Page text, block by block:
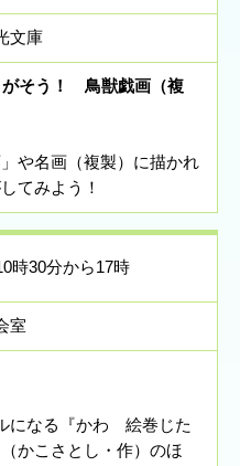
文庫
がそう！ 鳥獣戯画（複
や名画（複製）に描かれ
てみよう！
時30分から17時
室
になる『かわ 絵巻じた
かこさとし・作）のほ